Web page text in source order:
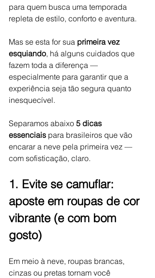
para quem busca uma temporada
repleta de estilo, conforto e aventura.
Mas se esta for sua primeira vez
esquiando, há alguns cuidados que
fazem toda a diferença —
especialmente para garantir que a
experiência seja tão segura quanto
inesquecível.
Separamos abaixo 5 dicas
essenciais para brasileiros que vão
encarar a neve pela primeira vez —
com sofisticação, claro.
1. Evite se camuflar:
aposte em roupas de cor
vibrante (e com bom
gosto)
Em meio à neve, roupas brancas,
cinzas ou pretas tornam você